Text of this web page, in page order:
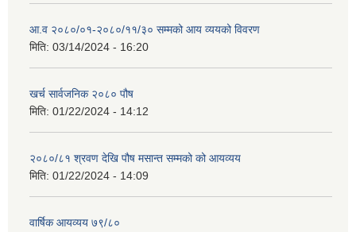
आ.व २०८०/०१-२०८०/११/३० सम्मको आय व्ययको विवरण
मिति: 03/14/2024 - 16:20
खर्च सार्वजनिक २०८० पौष
मिति: 01/22/2024 - 14:12
२०८०/८१ श्रवण देखि पौष मसान्त सम्मको को आयव्यय
मिति: 01/22/2024 - 14:09
वार्षिक आयव्यय ७९/८०